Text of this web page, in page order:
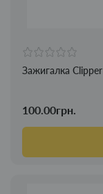
Зажигалка
100.00грн.